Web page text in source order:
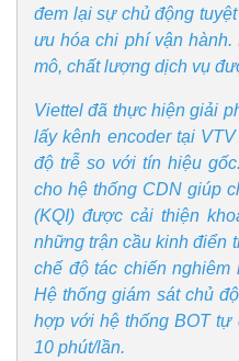
Bất động sản
Khởi nghiệp
đem lại sự chủ động
ưu hóa chi phí vận
mô, chất lượng dịch vụ
Viettel đã thực hiện giải
lấy kênh encoder tại
độ trễ so với tín hiệu
cho hệ thống CDN giúp
(KQI) được cải thiện
những trận cầu kinh điển
chế độ tác chiến nghiêm
Hệ thống giám sát chủ
hợp với hệ thống BOT
10 phút/lần.